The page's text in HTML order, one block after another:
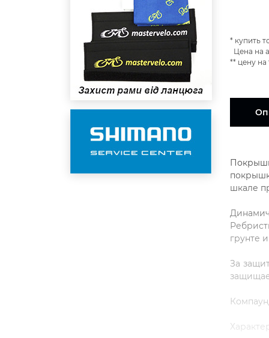
* купить
Цена на
** цену на
шкале
грунте
За